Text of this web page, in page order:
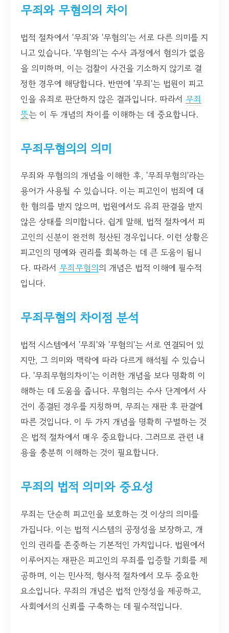
무죄와 무혐의의 차이
법적 절차에서 '무죄'와 '무혐의'는 서로 다른 의미를 지
니고 있습니다. '무혐의'는 수사 과정에서 혐의가 없음
을 의미하며, 이는 검찰이 사건을 기소하지 않기로 결
정한 경우에 해당합니다. 반면에 '무죄'는 법원이 피고
인을 유죄로 판단하지 않은 결과입니다. 따라서 무죄
뜻는 이 두 개념의 차이를 이해하는 데 중요합니다.
무죄무혐의의 의미
무죄와 무혐의의 개념을 이해한 후, '무죄무혐의'라는
용어가 사용될 수 있습니다. 이는 피고인이 범죄에 대
한 혐의를 받지 않으며, 법원에서도 유죄 판결을 받지
않은 상태를 의미합니다. 쉽게 말해, 법적 절차에서 피
고인의 신분이 완전히 청산된 경우입니다. 이런 상황은
피고인의 명예와 권리를 회복하는 데 큰 도움이 됩니
다. 따라서 무죄무혐의의 개념은 법적 이해에 필수적
입니다.
무죄무혐의 차이점 분석
법적 시스템에서 '무죄'와 '무혐의'는 서로 연결되어 있
지만, 그 의미와 맥락에 따라 다르게 해석될 수 있습니
다. '무죄무혐의차이'는 이러한 개념을 보다 명확히 이
해하는 데 도움을 줍니다. 무혐의는 수사 단계에서 사
건이 종결된 경우를 지칭하며, 무죄는 재판 후 판결에
따른 것입니다. 이 두 가지 개념을 명확히 구별하는 것
은 법적 절차에서 매우 중요합니다. 그러므로 관련 내
용을 충분히 이해하는 것이 필요합니다.
무죄의 법적 의미와 중요성
무죄는 단순히 피고인을 보호하는 것 이상의 의미를
가집니다. 이는 법적 시스템의 공정성을 보장하고, 개
인의 권리를 존중하는 기본적인 가치입니다. 법원에서
이루어지는 재판은 피고인의 무죄를 입증할 기회를 제
공하며, 이는 민사적, 형사적 절차에서 모두 중요한
요소입니다. 무죄의 개념은 법적 안정성을 제공하고,
사회에서의 신뢰를 구축하는 데 필수적입니다.